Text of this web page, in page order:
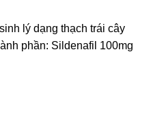
lý dạng thạch trái cây
phần: Sildenafil 100mg